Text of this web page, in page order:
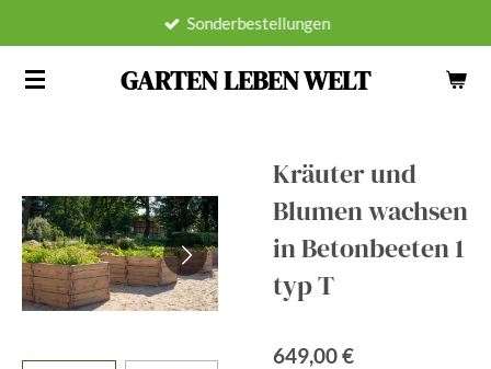
springen
GARTEN LEBEN WELT
Sonderbestellungen
Kräuter und
Blumen wachsen
in Betonbeeten 1
typ T
649,00 €